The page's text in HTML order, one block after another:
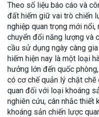
Theo số liệu báo cáo và
đất hiếm giữ vai trò chiến
nghiệp quan trọng mới nổi,
chuyển đổi năng lượng và
cầu sử dụng ngày càng
hiếm hiện nay là một loại
hưởng lớn đến quốc
có cơ chế quản lý chặt
quan đối với loại khoáng
nghiên cứu, cân nhắc thiết
khoáng sản chiến lược